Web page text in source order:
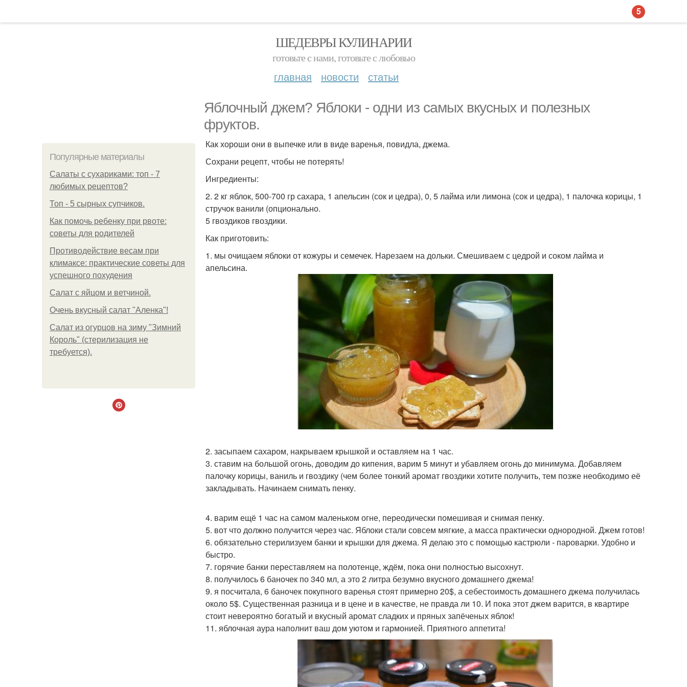
ШЕДЕВРЫ КУЛИНАРИИ
готовьте с нами, готовьте с любовью
главная новости статьи
Яблочный джем? Яблоки - одни из самых вкусных и полезных
фруктов.
Популярные материалы
Салаты с сухариками: топ - 7
любимых рецептов?
Топ - 5 сырных супчиков.
Как помочь ребенку при рвоте:
советы для родителей
Противодействие весам при
климаксе: практические советы для
успешного похудения
Салат с яйцом и ветчиной.
Очень вкусный салат "Аленка"!
Салат из огурцов на зиму "Зимний
Король" (стерилизация не
требуется).
Как хороши они в выпечке или в виде варенья, повидла, джема.
Сохрани рецепт, чтобы не потерять!
Ингредиенты:
2. 2 кг яблок, 500-700 гр сахара, 1 апельсин (сок и цедра), 0, 5 лайма или лимона (сок и цедра), 1 палочка корицы, 1
стручок ванили (опционально.
5 гвоздиков гвоздики.
Как приготовить:
1. мы очищаем яблоки от кожуры и семечек. Нарезаем на дольки. Смешиваем с цедрой и соком лайма и
апельсина.
2. засыпаем сахаром, накрываем крышкой и оставляем на 1 час.
3. ставим на большой огонь, доводим до кипения, варим 5 минут и убавляем огонь до минимума. Добавляем
палочку корицы, ваниль и гвоздику (чем более тонкий аромат гвоздики хотите получить, тем позже необходимо её
закладывать. Начинаем снимать пенку.
4. варим ещё 1 час на самом маленьком огне, переодически помешивая и снимая пенку.
5. вот что должно получится через час. Яблоки стали совсем мягкие, а масса практически однородной. Джем готов!
6. обязательно стерилизуем банки и крышки для джема. Я делаю это с помощью кастрюли - пароварки. Удобно и
быстро.
7. горячие банки переставляем на полотенце, ждём, пока они полностью высохнут.
8. получилось 6 баночек по 340 мл, а это 2 литра безумно вкусного домашнего джема!
9. я посчитала, 6 баночек покупного варенья стоят примерно 20$, а себестоимость домашнего джема получилась
около 5$. Существенная разница и в цене и в качестве, не правда ли 10. И пока этот джем варится, в квартире
стоит невероятно богатый и вкусный аромат сладких и пряных запёченых яблок!
11. яблочная аура наполнит ваш дом уютом и гармонией. Приятного аппетита!
5